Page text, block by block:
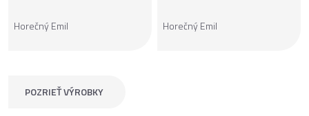
Horečný Emil Horečný Emil
POZRIEŤ VÝROBKY